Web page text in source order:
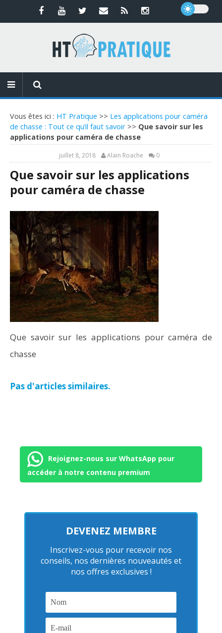
Vous êtes ici : HT Pratique >> Les applications pour caméra
de chasse : Tout ce qu’il faut savoir >> Que savoir sur les
applications pour caméra de chasse
juillet 8, 2018 Alain Roache 0
Que savoir sur les applications
pour caméra de chasse
Que savoir sur les applications pour caméra de
chasse
Pas d'articles similaires.
Rejoignez-nous sur WhatsApp pour
accéder à notre contenu premium
DEVENEZ MEMBRE
Inscrivez-vous pour recevoir nos
conseils, nos dernières nouveautés et
nos offres exclusives !